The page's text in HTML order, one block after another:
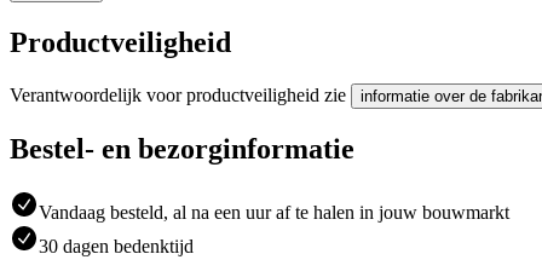
Productveiligheid
Verantwoordelijk voor productveiligheid zie informatie over de
Bestel- en bezorginformatie
Vandaag besteld, al na een uur af te halen in jouw bouwmarkt
30 dagen bedenktijd